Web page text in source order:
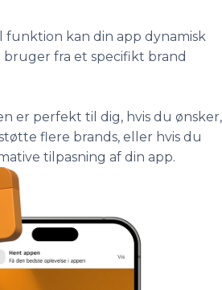
funktion kan din app dynamisk
fra et specifikt brand
er perfekt til dig, hvis du ønsker,
flere brands, eller hvis du
tilpasning af din app.